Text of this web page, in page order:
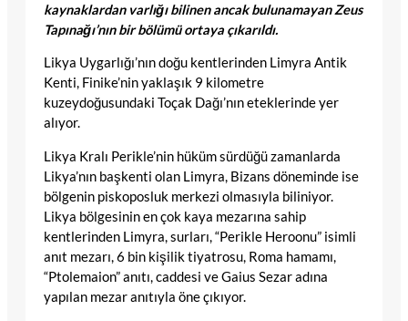
kaynaklardan varlığı bilinen ancak bulunamayan Zeus
Tapınağı’nın bir bölümü ortaya çıkarıldı.
Likya Uygarlığı’nın doğu kentlerinden Limyra Antik
Kenti, Finike’nin yaklaşık 9 kilometre
kuzeydoğusundaki Toçak Dağı’nın eteklerinde yer
alıyor.
Likya Kralı Perikle’nin hüküm sürdüğü zamanlarda
Likya’nın başkenti olan Limyra, Bizans döneminde ise
bölgenin piskoposluk merkezi olmasıyla biliniyor.
Likya bölgesinin en çok kaya mezarına sahip
kentlerinden Limyra, surları, “Perikle Heroonu” isimli
anıt mezarı, 6 bin kişilik tiyatrosu, Roma hamamı,
“Ptolemaion” anıtı, caddesi ve Gaius Sezar adına
yapılan mezar anıtıyla öne çıkıyor.